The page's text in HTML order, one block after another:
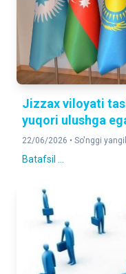
Jizzax viloyati
yuqori ulushga
22/06/2026 • So'nggi
Batafsil ...